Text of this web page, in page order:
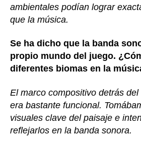
ambientales podían lograr
que la música.
Se ha dicho que la banda
propio mundo del juego.
diferentes biomas en la
El marco compositivo detrás
era bastante funcional.
visuales clave del paisaje e
reflejarlos en la banda sonora.